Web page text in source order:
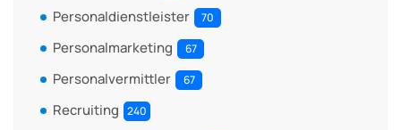
Personaldienstleister 70
Personalmarketing 67
Personalvermittler 67
Recruiting 240